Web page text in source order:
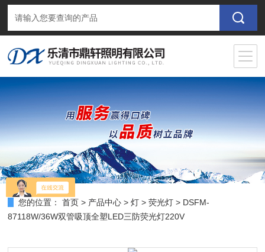
您的位置： 首页 > 产品中心 >灯 >荧光灯 > DSFM-
87118W/36W双管吸顶全塑LED三防荧光灯220V